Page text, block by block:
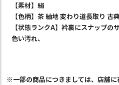
【素材】絹
【色柄】茶 紬地 変わり道長取り 古
【状態ランクA】衿裏にスナップ
色い汚れ、
※一部の商品につきましては、店舗